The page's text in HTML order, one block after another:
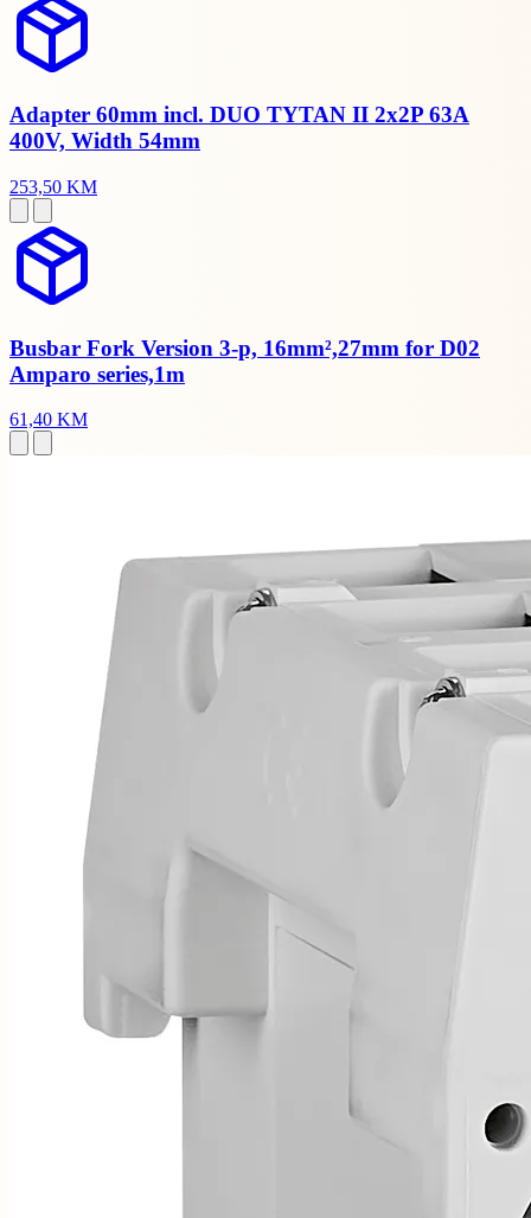
Adapter 60mm incl. DUO TYTAN II 2x2P 63A
400V, Width 54mm
253,50 KM
Busbar Fork Version 3-p, 16mm²,27mm for D02
Amparo series,1m
61,40 KM